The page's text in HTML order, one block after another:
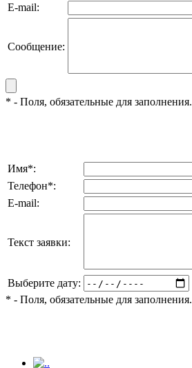
E-mail:
Сообщение:
* - Поля, обязательные для заполнения.
Имя*:
Телефон*:
E-mail:
Текст заявки:
Выберите дату:
* - Поля, обязательные для заполнения.
.